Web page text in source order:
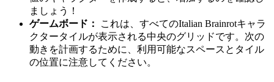
ましょう！
ゲームボード：
これは、すべてのItalian Brainrotキャラ
クタータイルが表示される中央のグリッドです。次の
動きを計画するために、利用可能なスペースとタイル
の位置に注意してください。